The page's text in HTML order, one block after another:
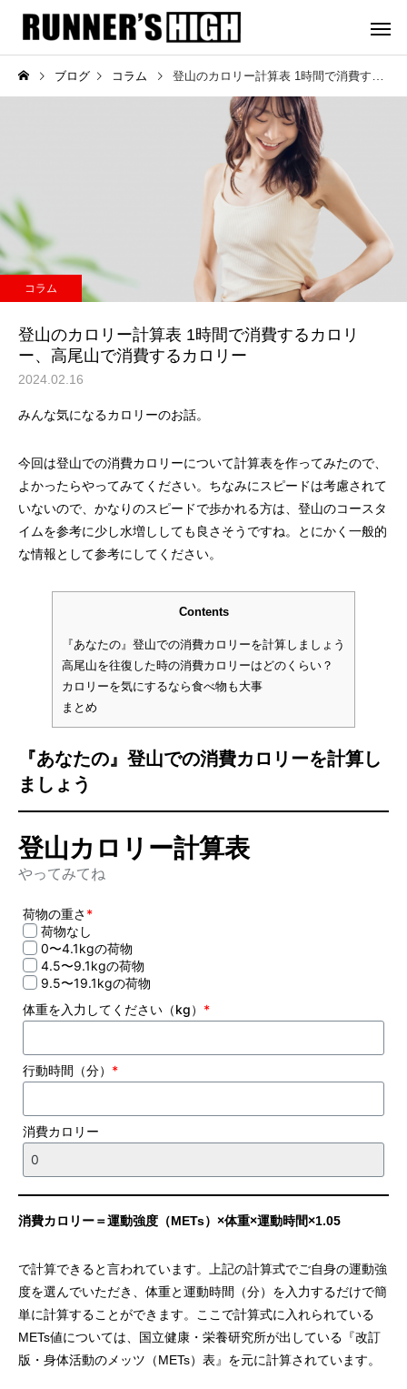
音響レンタル / 備品レ
音響の運搬設
レーシ
団体でのイベント立ち上げ
について
トレイルオープンエア
10 現場監督を終えて /
ントを成功させるコツ
ブログ コラム 登山のカロリー計算表 1時間で消費するカロリー、高尾山で消費するカロリー
コラム
登山のカロリー計算表 1時間で消費するカロリ
ー、高尾山で消費するカロリー
2024.02.16
みんな気になるカロリーのお話。
今回は登山での消費カロリーについて計算表を作ってみたので、
よかったらやってみてください。ちなみにスピードは考慮されて
いないので、かなりのスピードで歩かれる方は、登山のコースタ
イムを参考に少し水増ししても良さそうですね。とにかく一般的
な情報として参考にしてください。
Contents
『あなたの』登山での消費カロリーを計算しましょう
高尾山を往復した時の消費カロリーはどのくらい？
カロリーを気にするなら食べ物も大事
まとめ
『あなたの』登山での消費カロリーを計算し
ましょう
登山カロリー計算表
やってみてね
荷物の重さ *
荷物なし
0〜4.1kgの荷物
4.5〜9.1kgの荷物
9.5〜19.1kgの荷物
体重を入力してください（kg） *
行動時間（分） *
消費カロリー
消費カロリー＝運動強度（METs）×体重×運動時間×1.05
で計算できると言われています。上記の計算式でご自身の運動強
度を選んでいただき、体重と運動時間（分）を入力するだけで簡
単に計算することができます。ここで計算式に入れられている
METs値については、国立健康・栄養研究所が出している『改訂
版・身体活動のメッツ（METs）表』を元に計算されています。